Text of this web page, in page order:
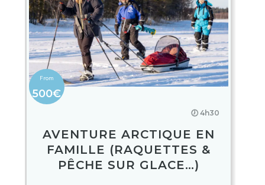
500€
🕖 4h30
AVENTURE ARCTIQUE EN
FAMILLE (RAQUETTES &
PÊCHE SUR GLACE…)